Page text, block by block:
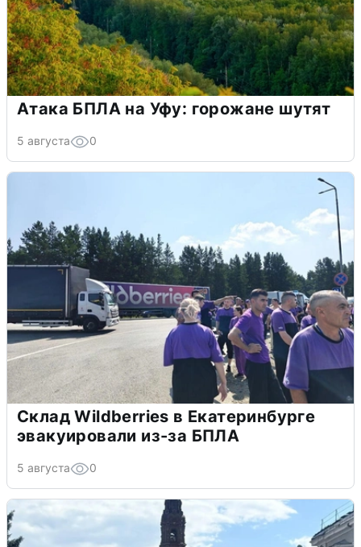
Атака БПЛА на Уфу: горожане шутят
5 августа 0
Склад Wildberries в Екатеринбурге
эвакуировали из-за БПЛА
5 августа 0